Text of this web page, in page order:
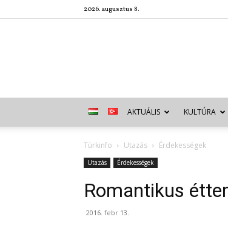
2026. augusztus 8.
AKTUÁLIS KULTÚRA
Türkinfo Utazás Érdekességek
Utazás Érdekességek
Romantikus
2016. febr 13.